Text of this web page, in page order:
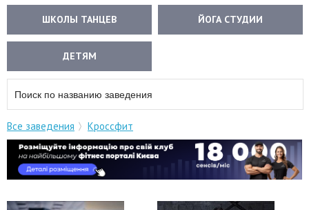
ШКОЛЫ ТАНЦЕВ ЙОГА СТУДИИ
ДЕТЯМ
Все заведения Кроссфит